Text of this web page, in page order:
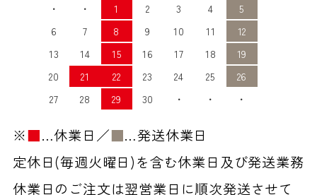
・
・ 1 2 3 4
5
6
7 8 9 10 11
12
13
14 15 16 17 18
19
20
21 22 23 24 25
26
27
28 29 30 ・ ・ ・
※■…休業日／■…発送休業日
定休日(毎週火曜日)を含む休業日及び発送業務
休業日のご注文は翌営業日に順次発送させて